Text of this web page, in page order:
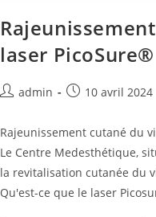
laser
admin 10 avril 2024
Rajeunissement cutané du
Le Centre Medesthétique,
la revitalisation cutanée du
Qu'est-ce que le laser